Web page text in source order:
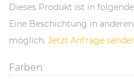
Dieses Produkt ist in
Eine Beschichtung in
möglich. Jetzt Anfrage
Farben